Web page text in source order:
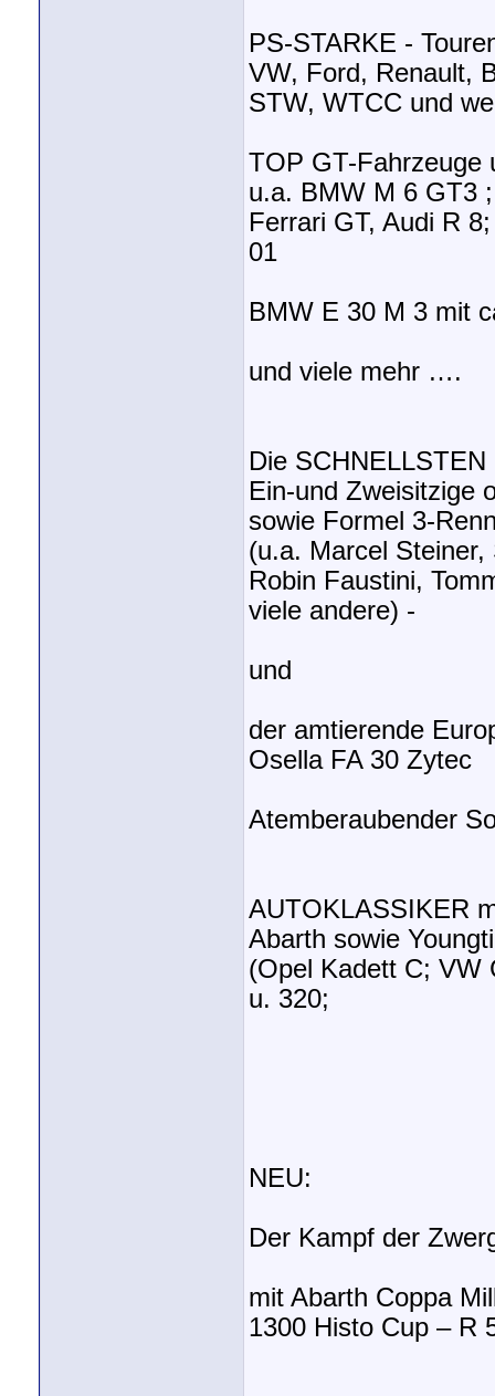
PS-STARKE -
VW, Ford, Renault,
STW, WTCC und
TOP GT-Fahrzeuge
u.a. BMW M 6 GT3
Ferrari GT, Audi R
01
BMW E 30 M 3 mit
und viele mehr ….
Die
Ein-und Zweisitzige
sowie Formel 3-
(u.a. Marcel
Robin Faustini,
viele andere) -
und
der amtierende
Osella FA 30 Zytec
Atemberaubender
AUTOKLASSIKER
Abarth sowie
(Opel Kadett C; VW
u. 320;
NEU:
Der Kampf der
mit Abarth Coppa
1300 Histo Cup – R